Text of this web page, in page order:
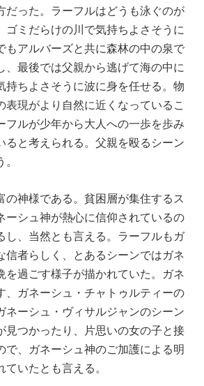
だった。ラーフルはどうも泳ぐのが
ゴミだらけの川で気持ちよさそうに
もアルバーズと共に森林の中の泉で
、最後では父親から逃げて海の中に
持ちよさそうに波に身を任せる。物
表現がより自然に近くなっているこ
フルが少年から大人への一歩を歩み
ると考えられる。父親を殴るシーン
神様である。貧困層が集住するス
ーシュ神が熱心に信仰されているの
し、当然とも言える。ラーフルもガ
信者らしく、とあるシーンではガネ
を過ごす様子が描かれていた。ガネ
、ガネーシュ・チャトゥルティーの
ネーシュ・ヴィサルジャンのシーン
見つかったり、片思いの女の子と接
で、ガネーシュ神のご加護による明
いたとも言える。